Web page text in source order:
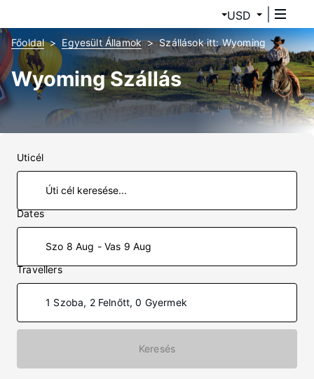
USD
Főoldal Egyesült Államok Szállások itt: Wyoming
Wyoming Szállás
Uticél
Dates
Szo 8 Aug - Vas 9 Aug
Travellers
1 Szoba, 2 Felnőtt, 0 Gyermek
Keresés